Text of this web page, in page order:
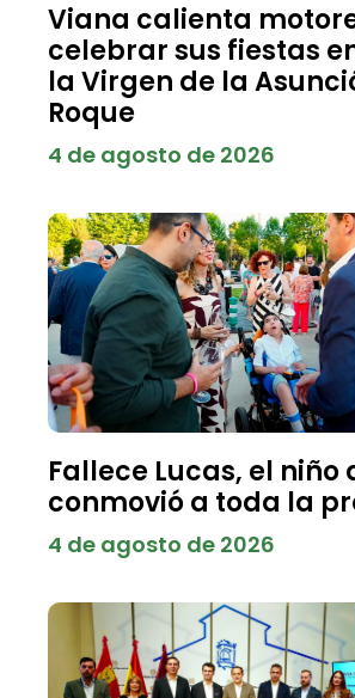
Viana calienta
celebrar sus fiestas
la Virgen de la
Roque
4 de agosto de 2026
Fallece Lucas, el niño
conmovió a toda la
4 de agosto de 2026